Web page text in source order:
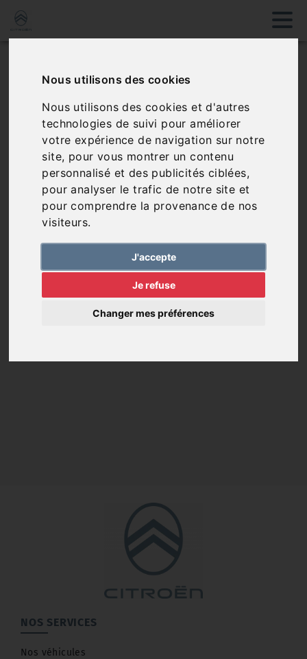
Nous utilisons des cookies
Nous utilisons des cookies et d'autres
technologies de suivi pour améliorer
votre expérience de navigation sur notre
site, pour vous montrer un contenu
personnalisé et des publicités ciblées,
pour analyser le trafic de notre site et
pour comprendre la provenance de nos
visiteurs.
J'accepte
Je refuse
Changer mes préférences
Véhicules favoris
Aucun véhicule dans vos favoris, vous pouvez en
ajouter via notre page de véhicules
Sélectionner des
NOS SERVICES
Nos véhicules